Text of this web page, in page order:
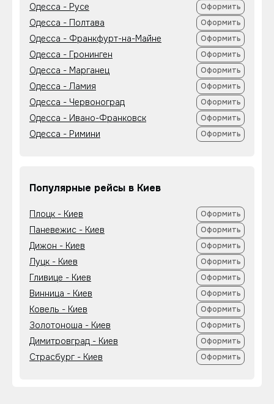
Одесса - Русе Оформить
Одесса - Полтава Оформить
Одесса - Франкфурт-на-Майне Оформить
Одесса - Гронинген Оформить
Одесса - Марганец Оформить
Одесса - Ламия Оформить
Одесса - Червоноград Оформить
Одесса - Ивано-Франковск Оформить
Одесса - Римини Оформить
Популярные рейсы в Киев
Плоцк - Киев Оформить
Паневежис - Киев Оформить
Дижон - Киев Оформить
Луцк - Киев Оформить
Гливице - Киев Оформить
Винница - Киев Оформить
Ковель - Киев Оформить
Золотоноша - Киев Оформить
Димитровград - Киев Оформить
Страсбург - Киев Оформить